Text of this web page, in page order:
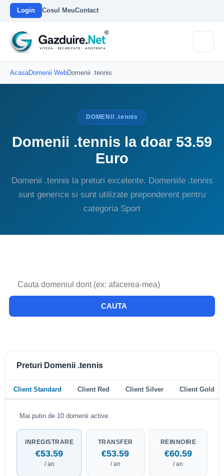
Login Cosul MeuContact
AcasaDomenii WebDomenii .tennis
DOMENII .tennis
Domenii .tennis la doar 53.59
Euro
Domenii .tennis la preturi excelente. Domeniile .tennis
sunt generice si sunt utilizate preponderent pentru
categoria Sport
CAUTA
Preturi Domenii .tennis
Client Standard Client Red Client Silver Client Gold
Mai putin de 10 domenii active.
INREGISTRARE
€53.59
/ an
TRANSFER
€53.59
/ an
REINNOIRE
€60.59
/ an